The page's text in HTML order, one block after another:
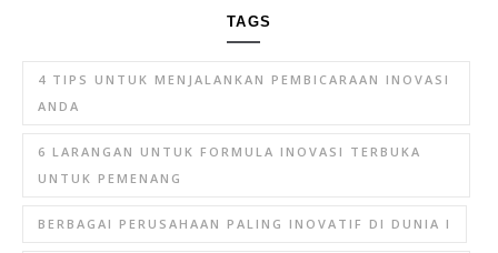
TAGS
4 TIPS UNTUK MENJALANKAN PEMBICARAAN INOVASI
ANDA
6 LARANGAN UNTUK FORMULA INOVASI TERBUKA
UNTUK PEMENANG
BERBAGAI PERUSAHAAN PALING INOVATIF DI DUNIA I